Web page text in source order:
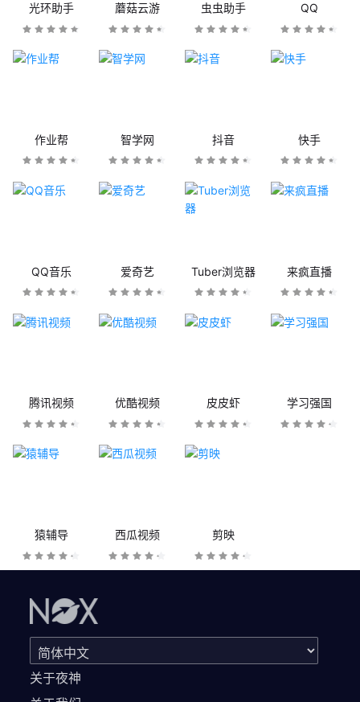
光环助手 蘑菇云游 虫虫助手 QQ
作业帮 智学网 抖音 快手
QQ音乐 爱奇艺 Tuber浏览器 来疯直播
腾讯视频 优酷视频 皮皮虾 学习强国
猿辅导 西瓜视频 剪映
关于夜神